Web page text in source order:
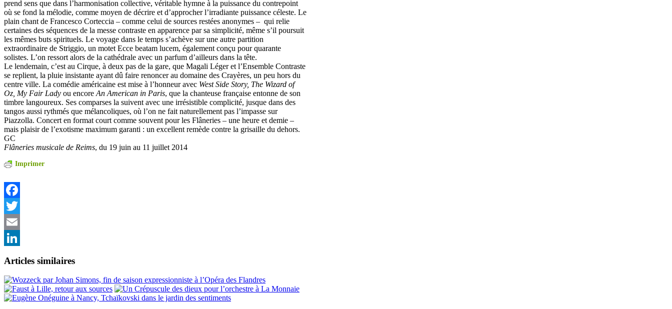
prend sens que dans l’harmonisation collective, véritable hymne à la puissance du contrepoint
où se fond la mélodie, comme moyen de décrire et d’approcher l’irradiante puissance céleste. Le
plain chant de Francesco Corteccia – comme celui de sources restées anonymes – qui relie
certaines des séquences de la messe contraste en apparence par sa simplicité, même s’il poursuit
les mêmes buts spirituels. Le voyage dans le temps s’achève sur une autre partition
extraordinaire de Striggio, un motet Ecce beatam lucem, également conçu pour quarante
solistes. L’on ressort alors de la cathédrale avec un parfum d’ailleurs dans la tête.
Le lendemain, c’est au Cirque, à deux pas de la gare, que Magali Léger et l’Ensemble Contraste
se replient, la pluie insistante ayant dû faire renoncer au domaine des Crayères, un peu hors du
centre ville. La comédie américaine est mise à l’honneur avec West Side Story, The Wizard of
Oz, My Fair Lady ou encore An American in Paris, que la chanteuse française entonne de son
timbre langoureux. Ses comparses la suivent avec une irrésistible complicité, jusque dans des
tangos aussi rythmés que mélancoliques, où l’on ne fait naturellement pas l’impasse sur
Piazzolla. Concert en format court comme souvent pour les Flâneries – une heure et demie –
mais plaisir de l’exotisme maximum garanti : un excellent remède contre la grisaille du dehors.
GC
Flâneries musicale de Reims, du 19 juin au 11 juillet 2014
Imprimer
Facebook
Twitter
Email
Articles similaires